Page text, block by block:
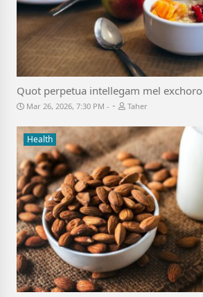
Quot perpetua intellegam mel exchoro
Mar 26, 2026, 7:30 PM - Taher
Health